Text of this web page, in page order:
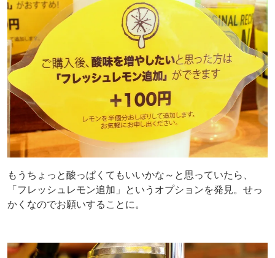
もうちょっと酸っぱくてもいいかな～と思っていたら、
「フレッシュレモン追加」というオプションを発見。せっ
かくなのでお願いすることに。